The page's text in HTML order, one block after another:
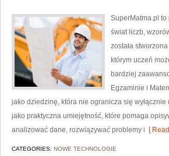
SuperMatma.pl
świat liczb,
została
którym uczeń
bardziej
Egzaminie i
jako dziedzinę, która nie ogranicza się
jako praktyczna umiejętność, które pomaga
analizować dane, rozwiązywać problemy i [
CATEGORIES: NOWE TECHNOLOGIE